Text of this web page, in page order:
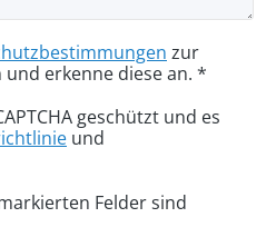
zur
erkenne diese an. *
geschützt und es
und
Felder sind